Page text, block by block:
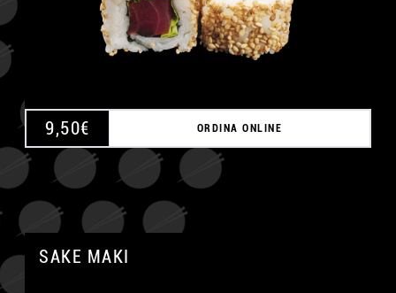
9,50€ ORDINA ONLINE
SAKE MAKI